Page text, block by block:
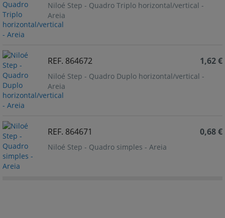
Niloé Step - Quadro Triplo horizontal/vertical -
Areia
REF. 864672
Niloé Step - Quadro Duplo horizontal/vertical -
Areia
1,62 €
REF. 864671
Niloé Step - Quadro simples - Areia
0,68 €